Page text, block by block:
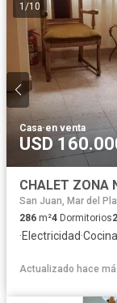
1 /10
Casa·en venta
USD
CHALET ZONA
San Juan, Mar del
286 m²4 Dormitorios2
·Electricidad·
Actualizado hace